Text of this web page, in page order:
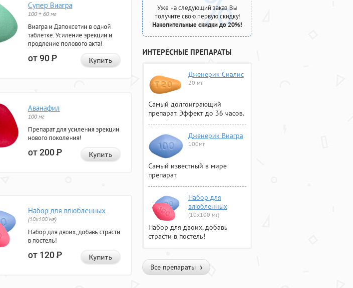
Супер Виагра
100 + 60 мг
Виагра и Дапоксетин в одной
таблетке. Усиление эрекции и
продление полового акта!
от 90Р Купить
Аванафил
100 мг
Препарат для усиления эрекции
нового поколения!
от 200Р Купить
Набор для влюбленных
(10х100 мг)
Набор для двоих, добавь страсти
в постель!
от 120Р Купить
Уже на следующий заказ Вы
получите свою первую скидку!
Накопительные скидки до 20%!
ИНТЕРЕСНЫЕ ПРЕПАРАТЫ
Дженерик Сиалис
20 мг
Самый долгоиграющий
препарат. Эффект до 36 часов.
Дженерик Виагра
100мг
Самый известный в мире
препарат
Набор для
влюбленных
(10х100 мг)
Набор для двоих, добавь
страсти в постель!
Все препараты